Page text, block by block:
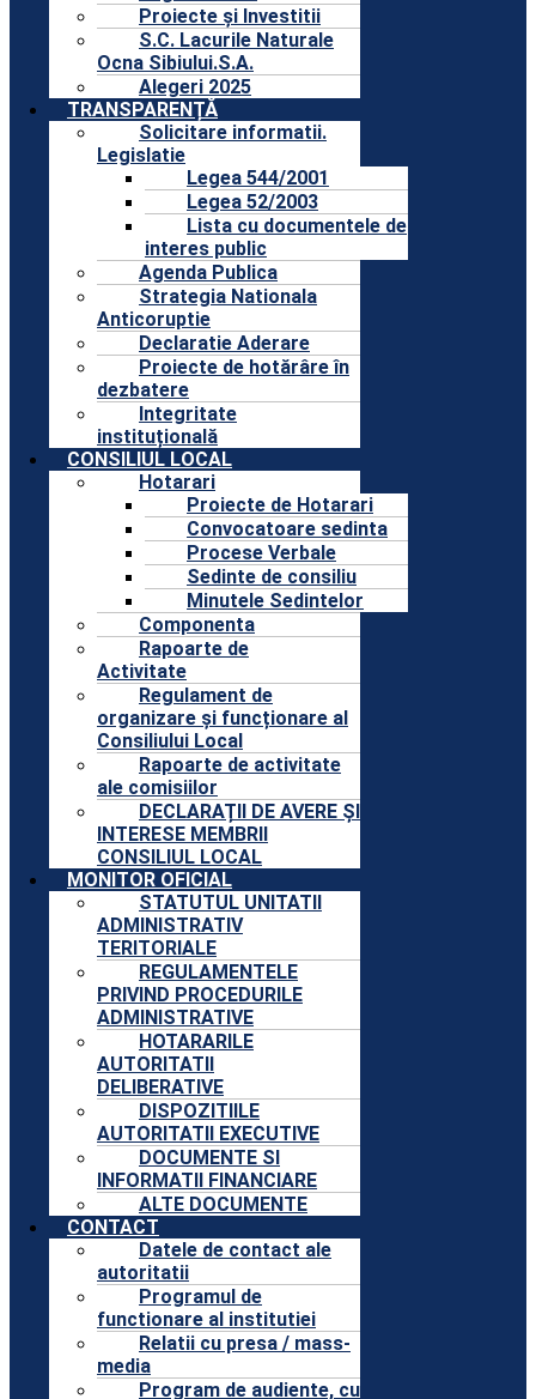
Proiecte și Investitii
S.C. Lacurile Naturale
Ocna Sibiului.S.A.
Alegeri 2025
TRANSPARENȚĂ
Solicitare informatii.
Legislatie
Legea 544/2001
Legea 52/2003
Lista cu documentele de
interes public
Agenda Publica
Strategia Nationala
Anticoruptie
Declaratie Aderare
Proiecte de hotărâre în
dezbatere
Integritate
instituțională
CONSILIUL LOCAL
Hotarari
Proiecte de Hotarari
Convocatoare sedinta
Procese Verbale
Sedinte de consiliu
Minutele Sedintelor
Componenta
Rapoarte de
Activitate
Regulament de
organizare și funcționare al
Consiliului Local
Rapoarte de activitate
ale comisiilor
DECLARAȚII DE AVERE ȘI
INTERESE MEMBRII
CONSILIUL LOCAL
MONITOR OFICIAL
STATUTUL UNITATII
ADMINISTRATIV
TERITORIALE
REGULAMENTELE
PRIVIND PROCEDURILE
ADMINISTRATIVE
HOTARARILE
AUTORITATII
DELIBERATIVE
DISPOZITIILE
AUTORITATII EXECUTIVE
DOCUMENTE SI
INFORMATII FINANCIARE
ALTE DOCUMENTE
CONTACT
Datele de contact ale
autoritatii
Programul de
functionare al institutiei
Relatii cu presa / mass-
media
Program de audiente, cu